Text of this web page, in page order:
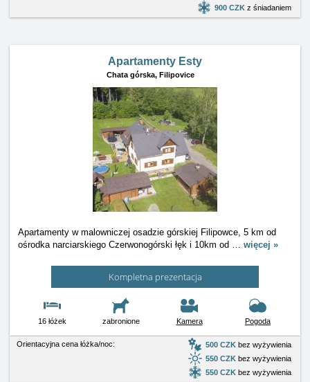
900 CZK z śniadaniem
Apartamenty Esty
Chata górska, Filipovice
Apartamenty w malowniczej osadzie górskiej Filipowce, 5 km od
ośrodka narciarskiego Czerwonogórski łęk i 10km od … więcej »
Kompletna prezentacja
16 łóżek zabronione Kamera Pogoda
Orientacyjna cena łóżka/noc: 500 CZK bez wyżywienia
550 CZK bez wyżywienia
550 CZK bez wyżywienia